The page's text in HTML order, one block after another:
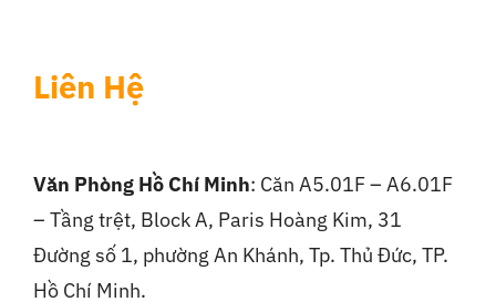
Liên Hệ
Văn Phòng Hồ Chí Minh: Căn A5.01F – A6.01F
– Tầng trệt, Block A, Paris Hoàng Kim, 31
Đường số 1, phường An Khánh, Tp. Thủ Đức, TP.
Hồ Chí Minh.